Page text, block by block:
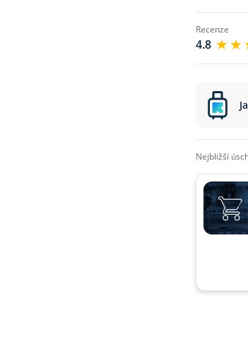
recenze
4.8
nejbližší